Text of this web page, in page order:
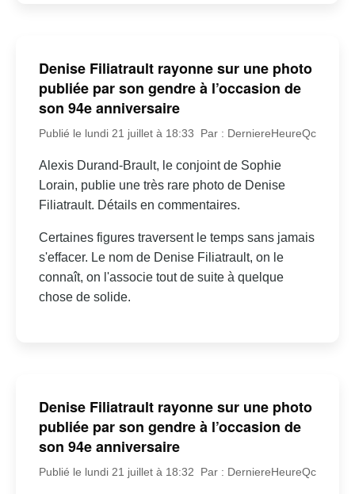
Denise Filiatrault rayonne sur une photo
publiée par son gendre à l’occasion de
son 94e anniversaire
Publié le lundi 21 juillet à 18:33 Par : DerniereHeureQc
Alexis Durand-Brault, le conjoint de Sophie
Lorain, publie une très rare photo de Denise
Filiatrault. Détails en commentaires.
Certaines figures traversent le temps sans jamais
s'effacer. Le nom de Denise Filiatrault, on le
connaît, on l'associe tout de suite à quelque
chose de solide.
Denise Filiatrault rayonne sur une photo
publiée par son gendre à l’occasion de
son 94e anniversaire
Publié le lundi 21 juillet à 18:32 Par : DerniereHeureQc